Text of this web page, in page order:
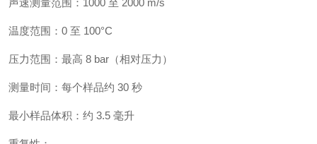
声速测量范围：1000 至 2000 m/s
温度范围：0 至 100°C
压力范围：最高 8 bar（相对压力）
测量时间：每个样品约 30 秒
最小样品体积：约 3.5 毫升